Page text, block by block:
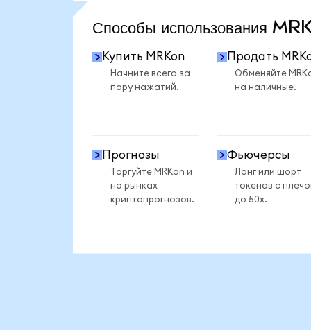
Способы использования
Купить MRKon
Начните всего за
пару нажатий.
Продать
Обменяйте
на наличные.
Прогнозы
Торгуйте MRKon и
на рынках
криптопрогнозов.
Фьючерсы
Лонг или шорт
токенов с
до 50x.